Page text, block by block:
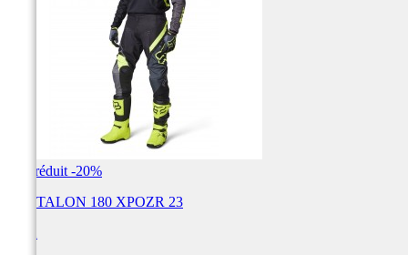
Prix réduit -20%
PANTALON 180 XPOZR 23